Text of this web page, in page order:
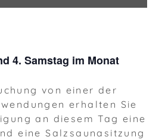
4. Samstag im Monat
von einer der
erhalten Sie
an diesem Tag eine
eine Salzsaunasitzung